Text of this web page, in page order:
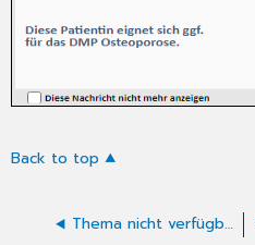
Back to top
Thema nicht verfügbar